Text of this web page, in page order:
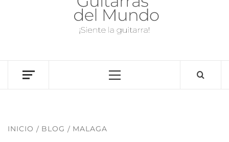
INICIO BLOG MALAGA